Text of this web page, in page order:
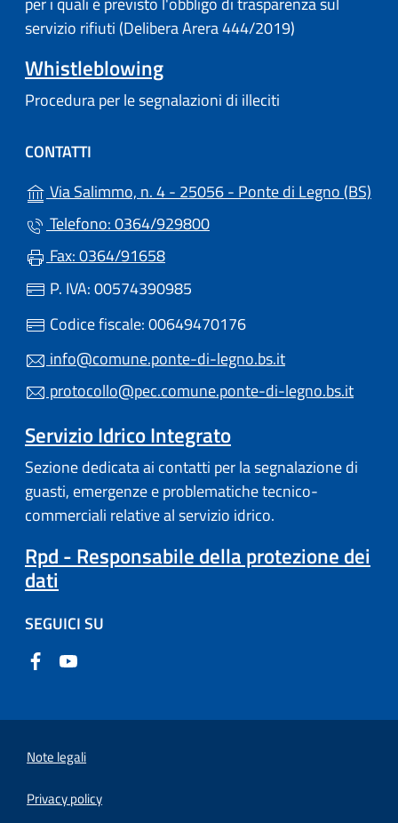
servizio rifiuti (Delibera Arera 444/2019)
Whistleblowing
Procedura per le segnalazioni di illeciti
CONTATTI
Via Salimmo, n. 4 - 25056 - Ponte di Legno (BS)
Telefono: 0364/929800
Fax: 0364/91658
P. IVA: 00574390985
Codice fiscale: 00649470176
info@comune.ponte-di-legno.bs.it
protocollo@pec.comune.ponte-di-legno.bs.it
Servizio Idrico Integrato
Sezione dedicata ai contatti per la segnalazione di
guasti, emergenze e problematiche tecnico-
commerciali relative al servizio idrico.
Rpd - Responsabile della protezione dei
dati
SEGUICI SU
Note legali
Privacy policy